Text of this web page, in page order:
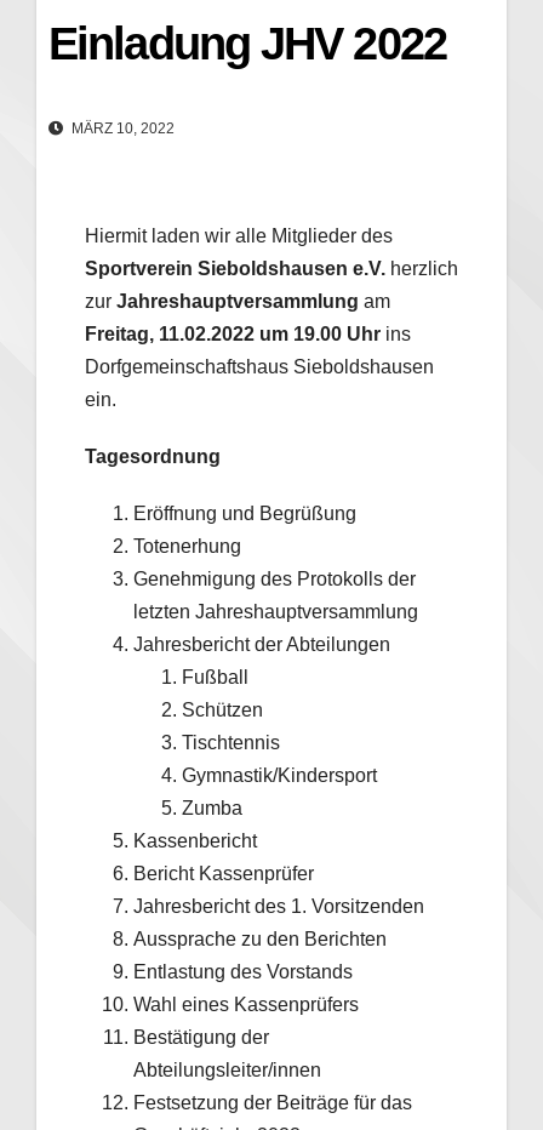
Einladung JHV 2022
MÄRZ 10, 2022
Hiermit laden wir alle Mitglieder des
Sportverein Sieboldshausen e.V. herzlich
zur Jahreshauptversammlung am
Freitag, 11.02.2022 um 19.00 Uhr ins
Dorfgemeinschaftshaus Sieboldshausen
ein.
Tagesordnung
Eröffnung und Begrüßung
Totenerhung
Genehmigung des Protokolls der
letzten Jahreshauptversammlung
Jahresbericht der Abteilungen
Fußball
Schützen
Tischtennis
Gymnastik/Kindersport
Zumba
Kassenbericht
Bericht Kassenprüfer
Jahresbericht des 1. Vorsitzenden
Aussprache zu den Berichten
Entlastung des Vorstands
Wahl eines Kassenprüfers
Bestätigung der
Abteilungsleiter/innen
Festsetzung der Beiträge für das